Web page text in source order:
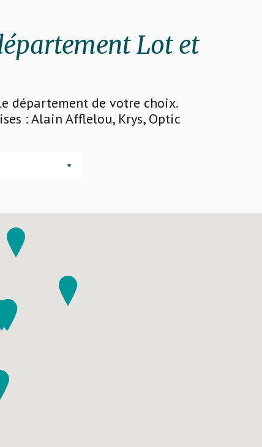
Lot et
département de votre choix.
: Alain Afflelou, Krys, Optic